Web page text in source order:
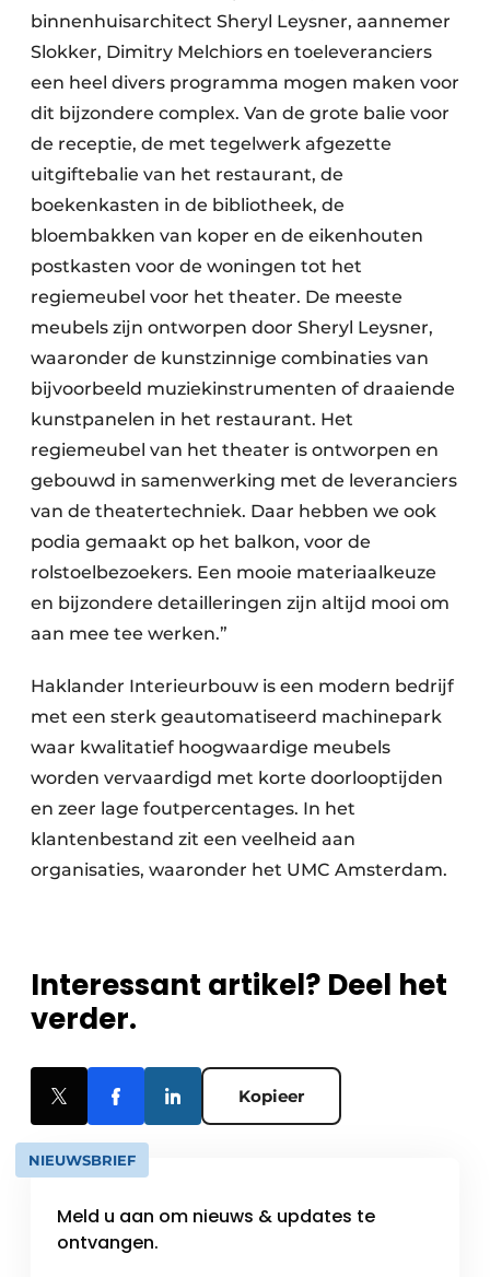
binnenhuisarchitect Sheryl Leysner, aannemer
Slokker, Dimitry Melchiors en toeleveranciers
een heel divers programma mogen maken voor
dit bijzondere complex. Van de grote balie voor
de receptie, de met tegelwerk afgezette
uitgiftebalie van het restaurant, de
boekenkasten in de bibliotheek, de
bloembakken van koper en de eikenhouten
postkasten voor de woningen tot het
regiemeubel voor het theater. De meeste
meubels zijn ontworpen door Sheryl Leysner,
waaronder de kunstzinnige combinaties van
bijvoorbeeld muziekinstrumenten of draaiende
kunstpanelen in het restaurant. Het
regiemeubel van het theater is ontworpen en
gebouwd in samenwerking met de leveranciers
van de theatertechniek. Daar hebben we ook
podia gemaakt op het balkon, voor de
rolstoelbezoekers. Een mooie materiaalkeuze
en bijzondere detailleringen zijn altijd mooi om
aan mee tee werken.”
Haklander Interieurbouw is een modern bedrijf
met een sterk geautomatiseerd machinepark
waar kwalitatief hoogwaardige meubels
worden vervaardigd met korte doorlooptijden
en zeer lage foutpercentages. In het
klantenbestand zit een veelheid aan
organisaties, waaronder het UMC Amsterdam.
Interessant artikel? Deel het
verder.
Kopieer
NIEUWSBRIEF
Meld u aan om nieuws & updates te
ontvangen.